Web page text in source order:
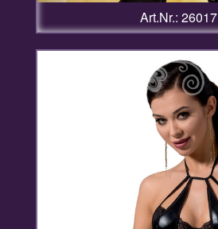
Art.Nr.: 26017